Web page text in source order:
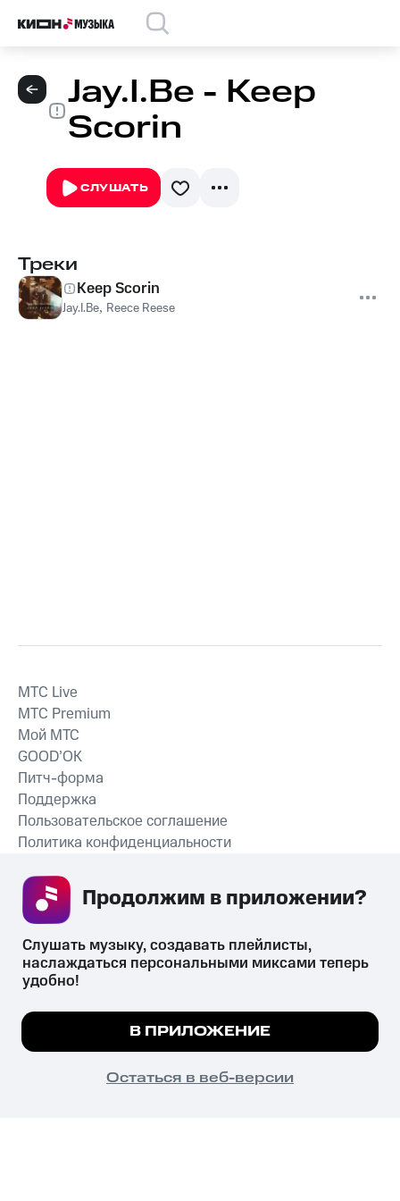
Jay.I.Be - Keep
Scorin
СЛУШАТЬ
Треки
Keep Scorin
Jay.I.Be, Reece Reese
СКАЧАТЬ ПРИЛОЖЕНИЕ
MTС Live
MTС Premium
Мой МТС
GOOD’OK
Питч-форма
Поддержка
Пользовательское соглашение
Политика конфиденциальности
психотропных веществ, их аналогов причиняет вред здоровью,
их незаконный оборот запрещён и влечёт установленную
законодательством ответственность.
© 2026 ООО «КИОН».
Все права защищены
Мы используем куки, чтобы на сайте все
Подробнее
ПОНЯТНО
Слушать музыку, создавать плейлисты,
наслаждаться персональными миксами теперь
удобно!
В ПРИЛОЖЕНИЕ
Остаться в веб-версии